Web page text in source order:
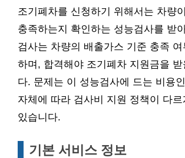
조기폐차를 신청하기 위해서는 차량
충족하는지 확인하는 성능검사를 받
검사는 차량의 배출가스 기준 충족 여
하며, 합격해야 조기폐차 지원금을 받
다. 문제는 이 성능검사에 드는 비용
자체에 따라 검사비 지원 정책이 다르
있습니다.
기본 서비스 정보